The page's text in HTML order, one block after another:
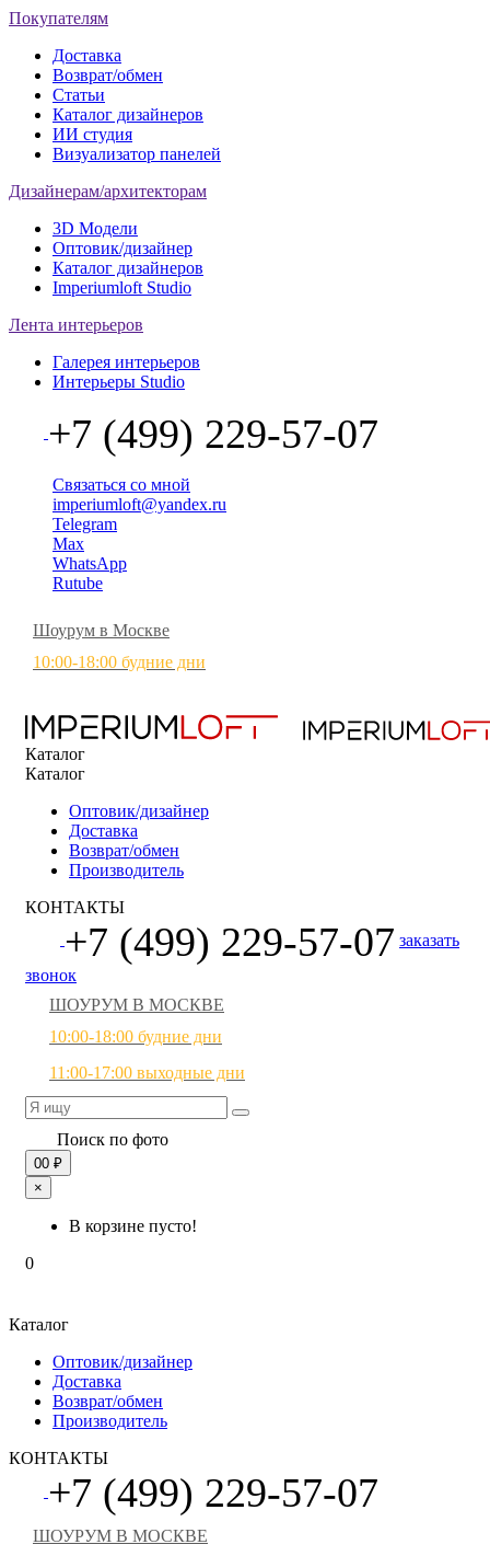
Покупателям
Доставка
Возврат/обмен
Статьи
Каталог дизайнеров
ИИ студия
Визуализатор панелей
Дизайнерам/архитекторам
3D Модели
Оптовик/дизайнер
Каталог дизайнеров
Imperiumloft Studio
Лента интерьеров
Галерея интерьеров
Интерьеры Studio
+7 (499) 229-57-07
Связаться со мной
imperiumloft@yandex.ru
Telegram
Max
WhatsApp
Rutube
Шоурум в Москве
10:00-18:00 будние дни
Каталог
Каталог
Оптовик/дизайнер
Доставка
Возврат/обмен
Производитель
КОНТАКТЫ
+7 (499) 229-57-07 заказать
звонок
ШОУРУМ В МОСКВЕ
10:00-18:00 будние дни
11:00-17:00 выходные дни
Поиск по фото
00 ₽
×
В корзине пусто!
0
Каталог
Оптовик/дизайнер
Доставка
Возврат/обмен
Производитель
КОНТАКТЫ
+7 (499) 229-57-07
ШОУРУМ В МОСКВЕ